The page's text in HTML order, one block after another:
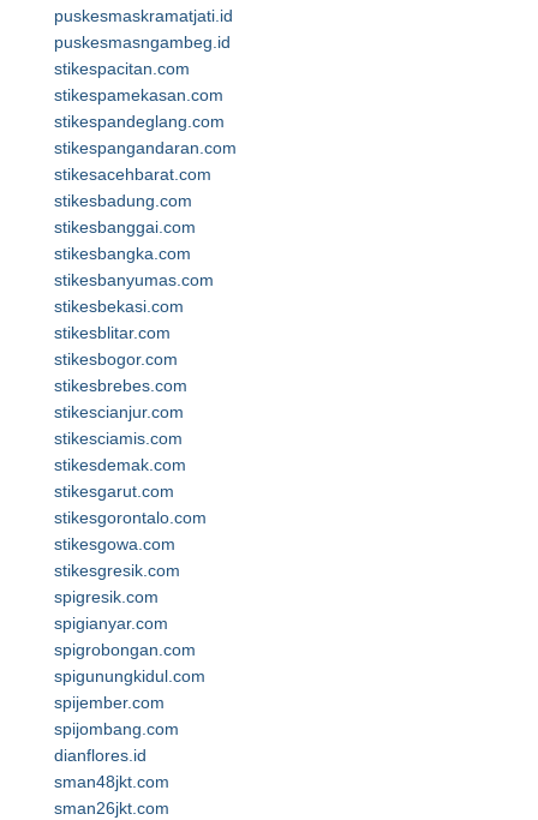
puskesmaskramatjati.id
puskesmasngambeg.id
stikespacitan.com
stikespamekasan.com
stikespandeglang.com
stikespangandaran.com
stikesacehbarat.com
stikesbadung.com
stikesbanggai.com
stikesbangka.com
stikesbanyumas.com
stikesbekasi.com
stikesblitar.com
stikesbogor.com
stikesbrebes.com
stikescianjur.com
stikesciamis.com
stikesdemak.com
stikesgarut.com
stikesgorontalo.com
stikesgowa.com
stikesgresik.com
spigresik.com
spigianyar.com
spigrobongan.com
spigunungkidul.com
spijember.com
spijombang.com
dianflores.id
sman48jkt.com
sman26jkt.com